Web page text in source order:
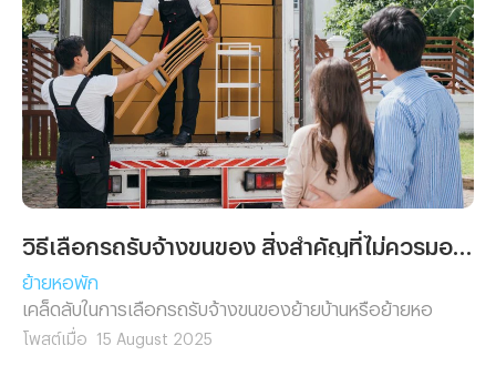
ย้ายหอพัก
เคล็ดลับในการเลือกรถรับจ้างขนของย้ายบ้านหรือย้ายหอ
โพสต์เมื่อ 15 August 2025